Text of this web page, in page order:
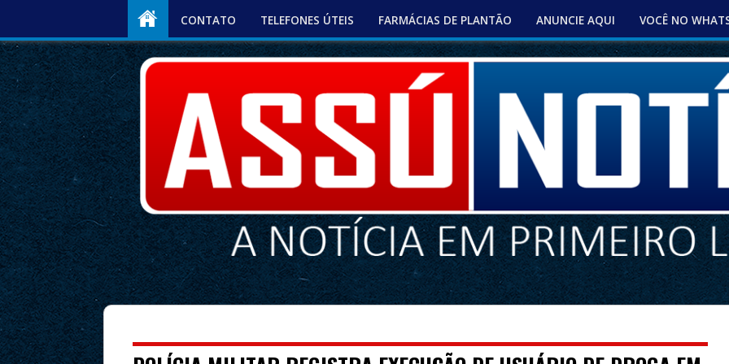
CONTATO TELEFONES ÚTEIS FARMÁCIAS DE PLANTÃO ANUNCIE AQUI VOCÊ NO